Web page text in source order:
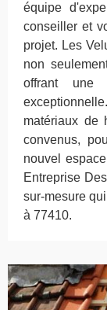
équipe
conseiller et
projet. Les
non
offrant une
matériaux de
convenus,
nouvel
Entreprise
sur-mesure
à 77410.